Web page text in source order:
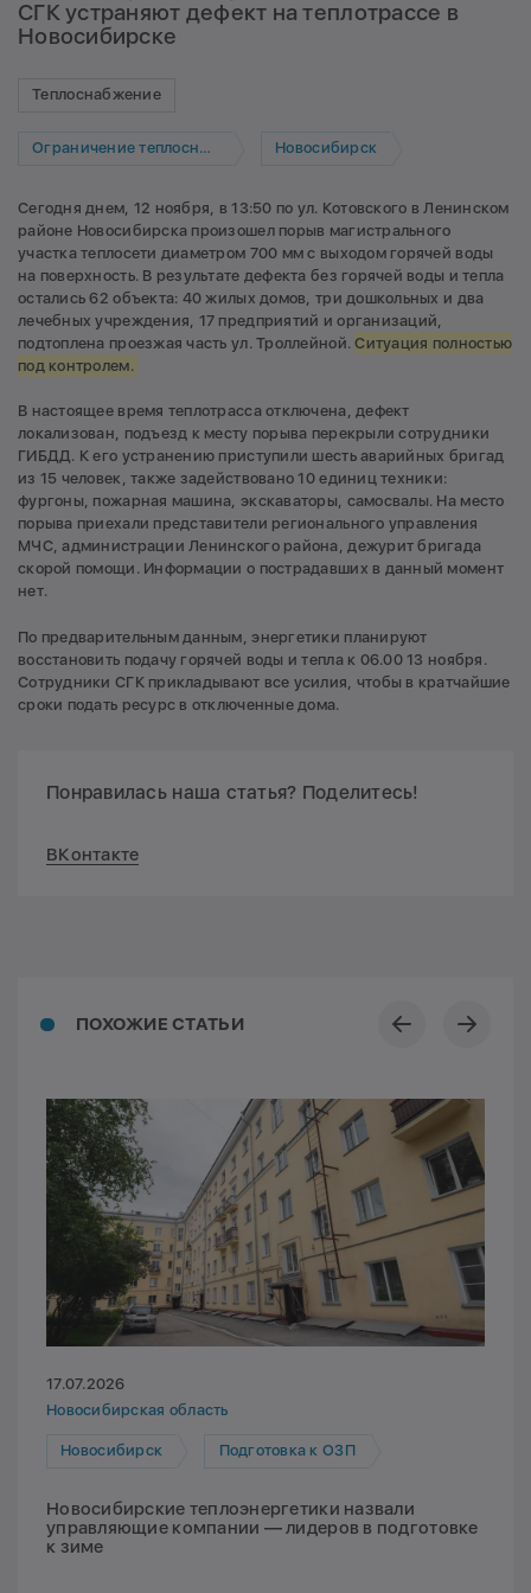
СГК устраняют дефект на теплотрассе в
Новосибирске
Теплоснабжение
Ограничение теплоснабжения Новосибирск
Сегодня днем, 12 ноября, в 13:50 по ул. Котовского в Ленинском
районе Новосибирска произошел порыв магистрального
участка теплосети диаметром 700 мм с выходом горячей воды
на поверхность. В результате дефекта без горячей воды и тепла
остались 62 объекта: 40 жилых домов, три дошкольных и два
лечебных учреждения, 17 предприятий и организаций,
подтоплена проезжая часть ул. Троллейной.Ситуация полностью
под контролем.
В настоящее время теплотрасса отключена, дефект
локализован, подъезд к месту порыва перекрыли сотрудники
ГИБДД. К его устранению приступили шесть аварийных бригад
из 15 человек, также задействовано 10 единиц техники:
фургоны, пожарная машина, экскаваторы, самосвалы. На место
порыва приехали представители регионального управления
МЧС, администрации Ленинского района, дежурит бригада
скорой помощи. Информации о пострадавших в данный момент
нет.
По предварительным данным, энергетики планируют
восстановить подачу горячей воды и тепла к 06.00 13 ноября.
Сотрудники СГК прикладывают все усилия, чтобы в кратчайшие
сроки подать ресурс в отключенные дома.
Понравилась наша статья? Поделитесь!
ВКонтакте
ПОХОЖИЕ СТАТЬИ
17.07.2026
Новосибирская область
Новосибирск Подготовка к ОЗП
Новосибирские теплоэнергетики назвали
управляющие компании — лидеров в подготовке
к зиме